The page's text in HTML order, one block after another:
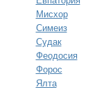
Мисхор
Симеиз
Судак
Феодосия
Форос
Ялта